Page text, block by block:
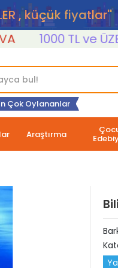
, küçük fiyatlar''
1000 TL ve ÜZERİ
Çok Oylananlar
Araştırma